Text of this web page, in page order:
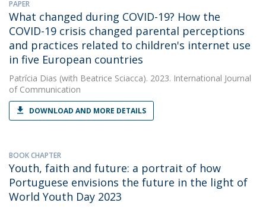
PAPER
What changed during COVID-19? How the
COVID-19 crisis changed parental perceptions
and practices related to children's internet use
in five European countries
Patrícia Dias (with Beatrice Sciacca). 2023. International Journal
of Communication
DOWNLOAD AND MORE DETAILS
BOOK CHAPTER
Youth, faith and future: a portrait of how
Portuguese envisions the future in the light of
World Youth Day 2023